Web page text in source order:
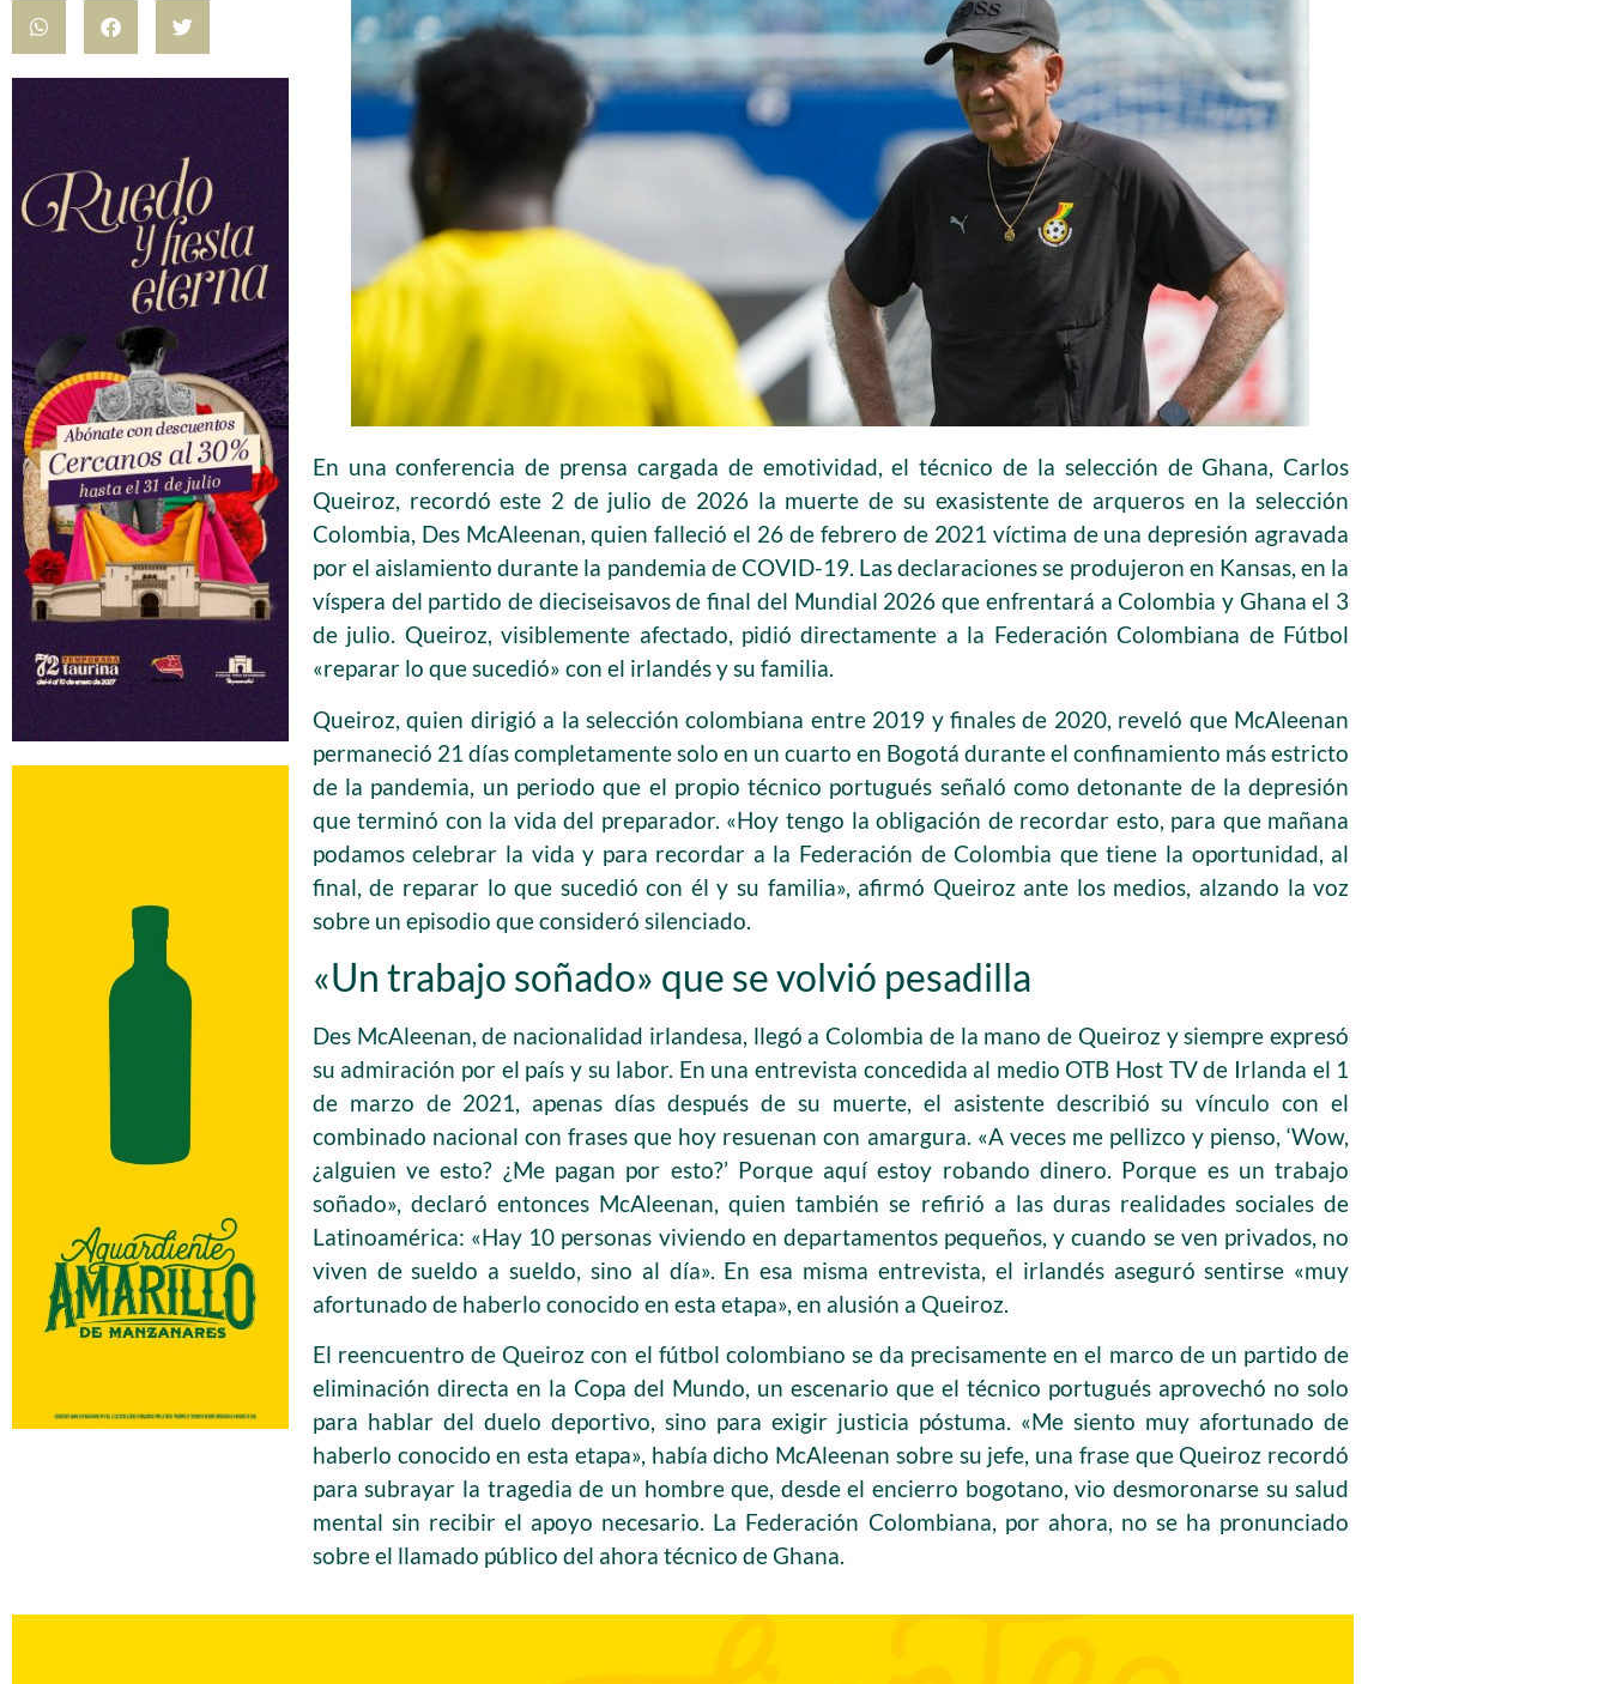
En una conferencia de prensa cargada de emotividad, el técnico de la selección de Ghana, Carlos
Queiroz, recordó este 2 de julio de 2026 la muerte de su exasistente de arqueros en la selección
Colombia, Des McAleenan, quien falleció el 26 de febrero de 2021 víctima de una depresión agravada
por el aislamiento durante la pandemia de COVID-19. Las declaraciones se produjeron en Kansas, en la
víspera del partido de dieciseisavos de final del Mundial 2026 que enfrentará a Colombia y Ghana el 3
de julio. Queiroz, visiblemente afectado, pidió directamente a la Federación Colombiana de Fútbol
«reparar lo que sucedió» con el irlandés y su familia.
Queiroz, quien dirigió a la selección colombiana entre 2019 y finales de 2020, reveló que McAleenan
permaneció 21 días completamente solo en un cuarto en Bogotá durante el confinamiento más estricto
de la pandemia, un periodo que el propio técnico portugués señaló como detonante de la depresión
que terminó con la vida del preparador. «Hoy tengo la obligación de recordar esto, para que mañana
podamos celebrar la vida y para recordar a la Federación de Colombia que tiene la oportunidad, al
final, de reparar lo que sucedió con él y su familia», afirmó Queiroz ante los medios, alzando la voz
sobre un episodio que consideró silenciado.
«Un trabajo soñado» que se volvió pesadilla
Des McAleenan, de nacionalidad irlandesa, llegó a Colombia de la mano de Queiroz y siempre expresó
su admiración por el país y su labor. En una entrevista concedida al medio OTB Host TV de Irlanda el 1
de marzo de 2021, apenas días después de su muerte, el asistente describió su vínculo con el
combinado nacional con frases que hoy resuenan con amargura. «A veces me pellizco y pienso, ‘Wow,
¿alguien ve esto? ¿Me pagan por esto?’ Porque aquí estoy robando dinero. Porque es un trabajo
soñado», declaró entonces McAleenan, quien también se refirió a las duras realidades sociales de
Latinoamérica: «Hay 10 personas viviendo en departamentos pequeños, y cuando se ven privados, no
viven de sueldo a sueldo, sino al día». En esa misma entrevista, el irlandés aseguró sentirse «muy
afortunado de haberlo conocido en esta etapa», en alusión a Queiroz.
El reencuentro de Queiroz con el fútbol colombiano se da precisamente en el marco de un partido de
eliminación directa en la Copa del Mundo, un escenario que el técnico portugués aprovechó no solo
para hablar del duelo deportivo, sino para exigir justicia póstuma. «Me siento muy afortunado de
haberlo conocido en esta etapa», había dicho McAleenan sobre su jefe, una frase que Queiroz recordó
para subrayar la tragedia de un hombre que, desde el encierro bogotano, vio desmoronarse su salud
mental sin recibir el apoyo necesario. La Federación Colombiana, por ahora, no se ha pronunciado
sobre el llamado público del ahora técnico de Ghana.